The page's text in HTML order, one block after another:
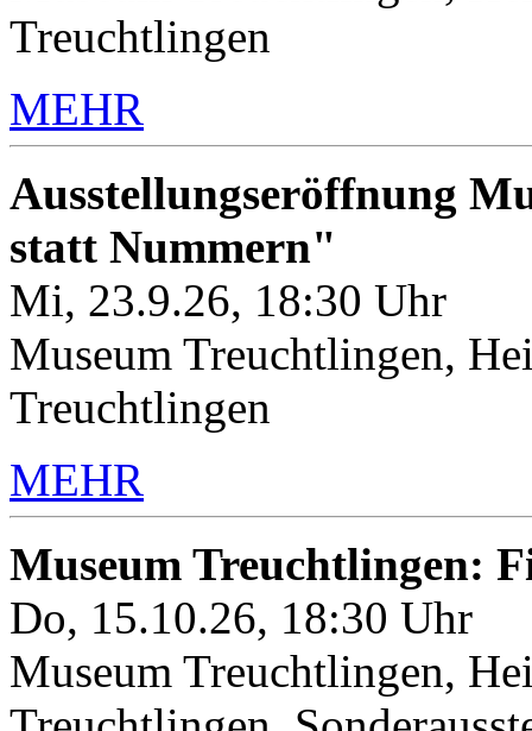
Treuchtlingen
MEHR
Ausstellungseröffnung
statt Nummern"
Mi, 23.9.26, 18:30 Uhr
Museum Treuchtlingen,
Treuchtlingen
MEHR
Museum Treuchtlingen:
Do, 15.10.26, 18:30 Uhr
Museum Treuchtlingen,